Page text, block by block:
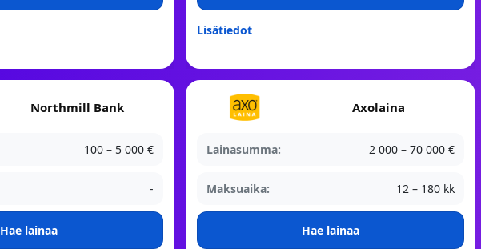
Lisätiedot
Northmill Bank
100 – 5 000 €
-
Hae lainaa
Axolaina
Lainasumma: 2 000 – 70 000 €
Maksuaika: 12 – 180 kk
Hae lainaa